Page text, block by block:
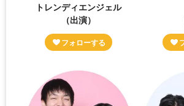
トレンディエンジェル
（出演）